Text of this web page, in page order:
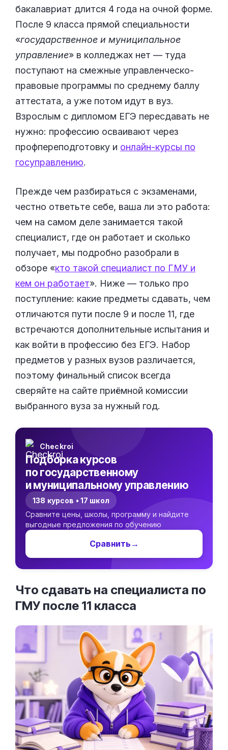
бакалавриат длится 4 года на очной форме.
После 9 класса прямой специальности
«государственное и муниципальное
управление» в колледжах нет — туда
поступают на смежные управленческо-
правовые программы по среднему баллу
аттестата, а уже потом идут в вуз.
Взрослым с дипломом ЕГЭ пересдавать не
нужно: профессию осваивают через
профпереподготовку и онлайн-курсы по
госуправлению.
Прежде чем разбираться с экзаменами,
честно ответьте себе, ваша ли это работа:
чем на самом деле занимается такой
специалист, где он работает и сколько
получает, мы подробно разобрали в
обзоре «кто такой специалист по ГМУ и
кем он работает». Ниже — только про
поступление: какие предметы сдавать, чем
отличаются пути после 9 и после 11, где
встречаются дополнительные испытания и
как войти в профессию без ЕГЭ. Набор
предметов у разных вузов различается,
поэтому финальный список всегда
сверяйте на сайте приёмной комиссии
выбранного вуза за нужный год.
Checkroi
Подборка курсов
по государственному
и муниципальному управлению
138 курсов • 17 школ
Сравните цены, школы, программу и найдите
выгодные предложения по обучению
Сравнить →
Что сдавать на специалиста по
ГМУ после 11 класса